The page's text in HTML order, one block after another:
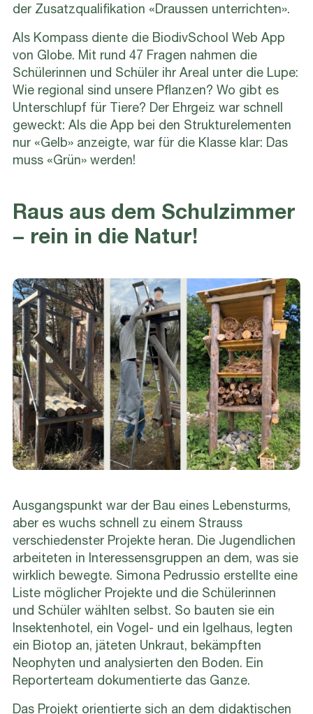
der Zusatzqualifikation «Draussen unterrichten».
Als Kompass diente die BiodivSchool Web App
von Globe. Mit rund 47 Fragen nahmen die
Schülerinnen und Schüler ihr Areal unter die Lupe:
Wie regional sind unsere Pflanzen? Wo gibt es
Unterschlupf für Tiere? Der Ehrgeiz war schnell
geweckt: Als die App bei den Strukturelementen
nur «Gelb» anzeigte, war für die Klasse klar: Das
muss «Grün» werden!
Raus aus dem Schulzimmer
− rein in die Natur!
Ausgangspunkt war der Bau eines Lebensturms,
aber es wuchs schnell zu einem Strauss
verschiedenster Projekte heran. Die Jugendlichen
arbeiteten in Interessensgruppen an dem, was sie
wirklich bewegte. Simona Pedrussio erstellte eine
Liste möglicher Projekte und die Schülerinnen
und Schüler wählten selbst. So bauten sie ein
Insektenhotel, ein Vogel- und ein Igelhaus, legten
ein Biotop an, jäteten Unkraut, bekämpften
Neophyten und analysierten den Boden. Ein
Reporterteam dokumentierte das Ganze.
Das Projekt orientierte sich an dem didaktischen